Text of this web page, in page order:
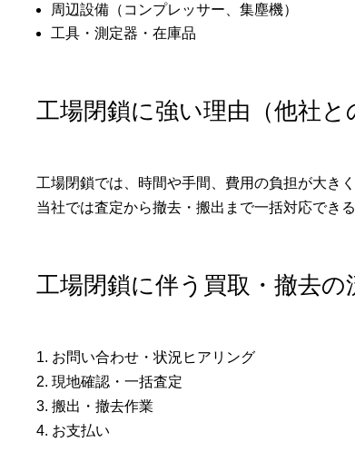
周辺設備（コンプレッサー、集塵機）
工具・測定器・在庫品
工場閉鎖に強い理由（他社と
工場閉鎖では、時間や手間、費用の負担が大きく
当社では査定から撤去・搬出まで一括対応でき
工場閉鎖に伴う買取・撤去の
1. お問い合わせ・状況ヒアリング
2. 現地確認・一括査定
3. 搬出・撤去作業
4. お支払い